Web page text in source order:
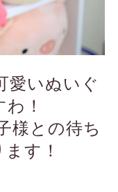
愛いぬいぐ
！
様との待ち
す！